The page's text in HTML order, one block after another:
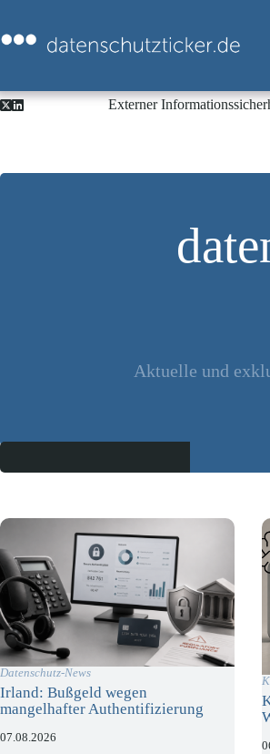
springen
Externer
Aktuelle und
Datenschutz-News
Irland: Bußgeld wegen
mangelhafter Authentifizierung
07.08.2026